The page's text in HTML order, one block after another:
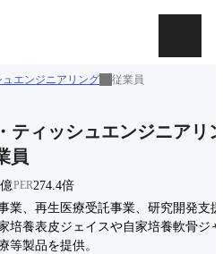
エンジニアリング 従業員
ティッシュエンジニアリ
員
PER274.4倍
業、再生医療受託事業、研究開発支
培養表皮ジェイスや自家培養軟骨ジ
等製品を提供。